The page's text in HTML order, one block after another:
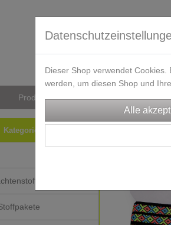
Produkte Versandkosten/Lieferzeit
Kategorien
Dieser Shop verwendet
werden, um diesen Shop und